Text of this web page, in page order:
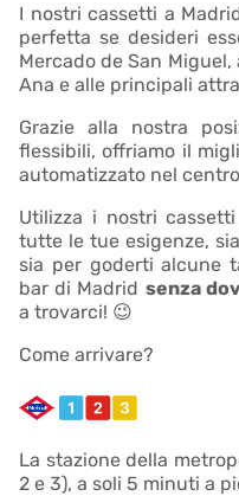
I nostri cassetti a
perfetta se desideri
Mercado de San Miguel,
Ana e alle principali
Grazie alla nostra
flessibili, offriamo il
automatizzato nel
Utilizza i nostri
tutte le tue esigenze,
sia per goderti alcune
bar di Madrid senza
a trovarci! 😉
Come arrivare?
La stazione della
2 e 3), a soli 5 minuti a